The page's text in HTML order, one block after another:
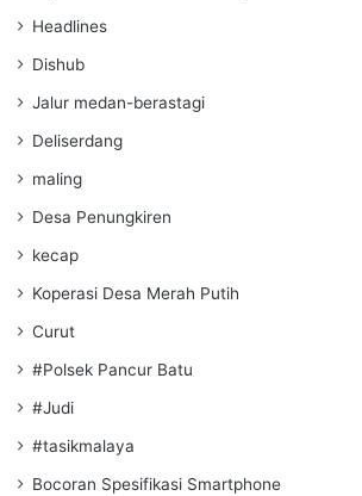
Headlines
Dishub
Jalur medan-berastagi
Deliserdang
maling
Desa Penungkiren
kecap
Koperasi Desa Merah Putih
Curut
#Polsek Pancur Batu
#Judi
#tasikmalaya
Bocoran Spesifikasi Smartphone